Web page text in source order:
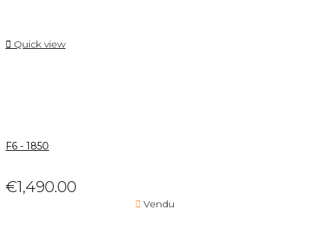
 Quick view
F6 - 1850
€1,490.00
 Vendu